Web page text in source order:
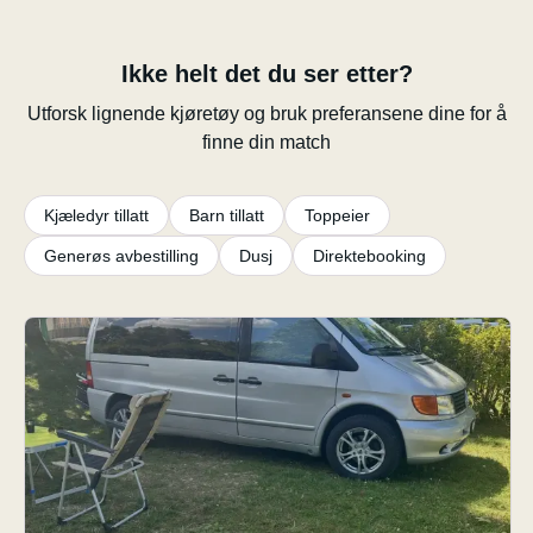
Ikke helt det du ser etter?
Utforsk lignende kjøretøy og bruk preferansene dine for å
finne din match
Kjæledyr tillatt Barn tillatt Toppeier
Generøs avbestilling Dusj Direktebooking